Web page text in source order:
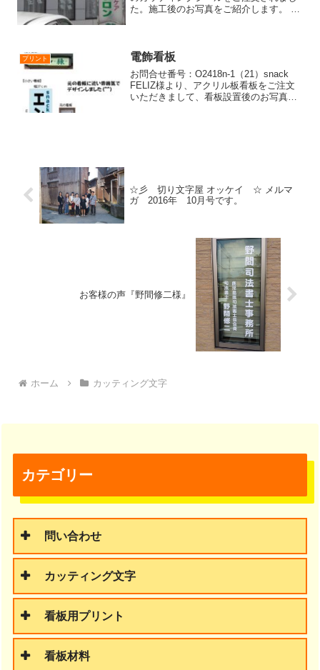
た。施工後のお写真をご紹介します。
みました。二、三時...
プリント 電飾看板
お問合せ番号：O2418n-1（21）snack
FELIZ様より、アクリル板看板をご注文
いただきまして、看板設置後のお写真を
☆彡 切り文字屋 オッケイ ☆ メルマ
ガ 2016年 10月号です。
お客様の声『野間修二様』
ホーム カッティング文字
カテゴリー
問い合わせ
カッティング文字
看板用プリント
看板材料